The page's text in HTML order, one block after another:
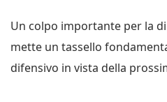
Un colpo importante per la
mette un tassello
difensivo in vista della